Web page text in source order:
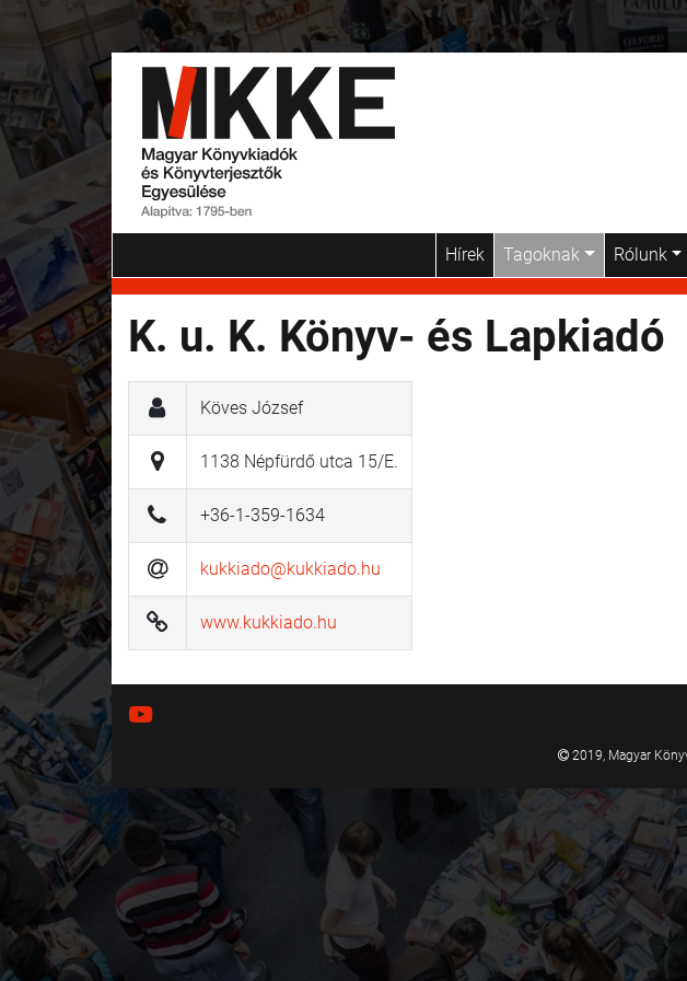
Hírek Tagoknak Rólunk
K. u. K. Könyv- és Lapkiadó
Köves József
1138 Népfürdő utca 15/E.
+36-1-359-1634
kukkiado@kukkiado.hu
www.kukkiado.hu
2019, Magyar